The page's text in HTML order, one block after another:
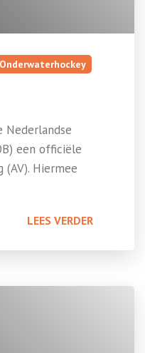
Onderwaterhockey
een officiële
Hiermee
LEES VERDER